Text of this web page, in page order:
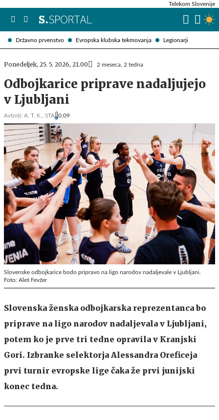
Državno prvenstvo Evropska klubska tekmovanja Legionarji
Telekom Slovenije
Ponedeljek, 25. 5. 2026, 21.00 2 meseca, 2 tedna
Odbojkarice priprave nadaljujejo
v Ljubljani
Avtorji: A. T. K., STA 0,09
Slovenske odbojkarice bodo pripravo na ligo narodov nadaljevale v Ljubljani.
Foto: Aleš Fevžer
Slovenska ženska odbojkarska reprezentanca bo
priprave na ligo narodov nadaljevala v Ljubljani,
potem ko je prve tri tedne opravila v Kranjski
Gori. Izbranke selektorja Alessandra Oreficeja
prvi turnir evropske lige čaka že prvi junijski
konec tedna.